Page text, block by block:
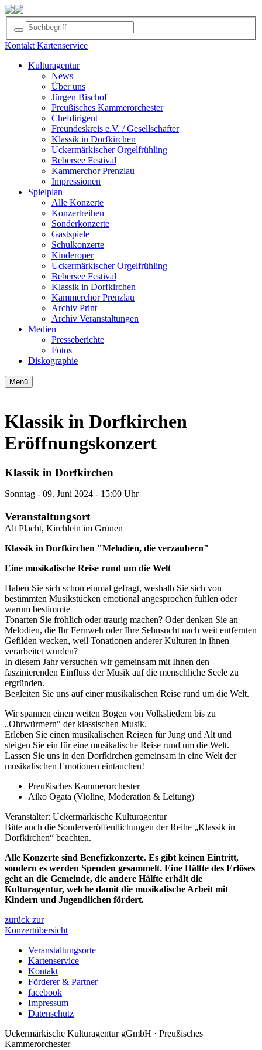
Kontakt Kartenservice
Kulturagentur
News
Über uns
Jürgen Bischof
Preußisches Kammerorchester
Chefdirigent
Freundeskreis e.V. / Gesellschafter
Klassik in Dorfkirchen
Uckermärkischer Orgelfrühling
Bebersee Festival
Kammerchor Prenzlau
Impressionen
Spielplan
Alle Konzerte
Konzertreihen
Sonderkonzerte
Gastspiele
Schulkonzerte
Kinderoper
Uckermärkischer Orgelfrühling
Bebersee Festival
Klassik in Dorfkirchen
Kammerchor Prenzlau
Archiv Print
Archiv Veranstaltungen
Medien
Presseberichte
Fotos
Diskographie
Menü
Klassik in Dorfkirchen
Eröffnungskonzert
Klassik in Dorfkirchen
Sonntag - 09. Juni 2024 - 15:00 Uhr
Veranstaltungsort
Alt Placht, Kirchlein im Grünen
Klassik in Dorfkirchen "Melodien, die verzaubern"
Eine musikalische Reise rund um die Welt
Haben Sie sich schon einmal gefragt, weshalb Sie sich von
bestimmten Musikstücken emotional angesprochen fühlen oder
warum bestimmte
Tonarten Sie fröhlich oder traurig machen? Oder denken Sie an
Melodien, die Ihr Fernweh oder Ihre Sehnsucht nach weit entfernten
Gefilden wecken, weil Tonationen anderer Kulturen in ihnen
verarbeitet wurden?
In diesem Jahr versuchen wir gemeinsam mit Ihnen den
faszinierenden Einfluss der Musik auf die menschliche Seele zu
ergründen.
Begleiten Sie uns auf einer musikalischen Reise rund um die Welt.
Wir spannen einen weiten Bogen von Volksliedern bis zu
„Ohrwürmern“ der klassischen Musik.
Erleben Sie einen musikalischen Reigen für Jung und Alt und
steigen Sie ein für eine musikalische Reise rund um die Welt.
Lassen Sie uns in den Dorfkirchen gemeinsam in eine Welt der
musikalischen Emotionen eintauchen!
Preußisches Kammerorchester
Aiko Ogata (Violine, Moderation & Leitung)
Veranstalter: Uckermärkische Kulturagentur
Bitte auch die Sonderveröffentlichungen der Reihe „Klassik in
Dorfkirchen“ beachten.
Alle Konzerte sind Benefizkonzerte. Es gibt keinen Eintritt,
sondern es werden Spenden gesammelt. Eine Hälfte des Erlöses
geht an die Gemeinde, die andere Hälfte erhält die
Kulturagentur, welche damit die musikalische Arbeit mit
Kindern und Jugendlichen fördert.
zurück zur
Konzertübersicht
Veranstaltungsorte
Kartenservice
Kontakt
Förderer & Partner
facebook
Impressum
Datenschutz
Uckermärkische Kulturagentur gGmbH · Preußisches
Kammerorchester